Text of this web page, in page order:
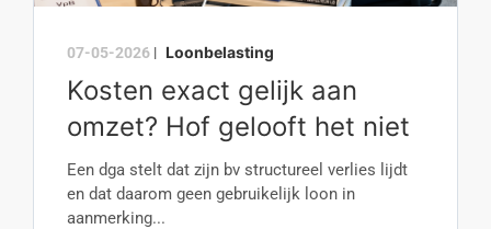
07-05-2026 | Loonbelasting
Kosten exact gelijk aan
omzet? Hof gelooft het niet
Een dga stelt dat zijn bv structureel verlies lijdt
en dat daarom geen gebruikelijk loon in
aanmerking...